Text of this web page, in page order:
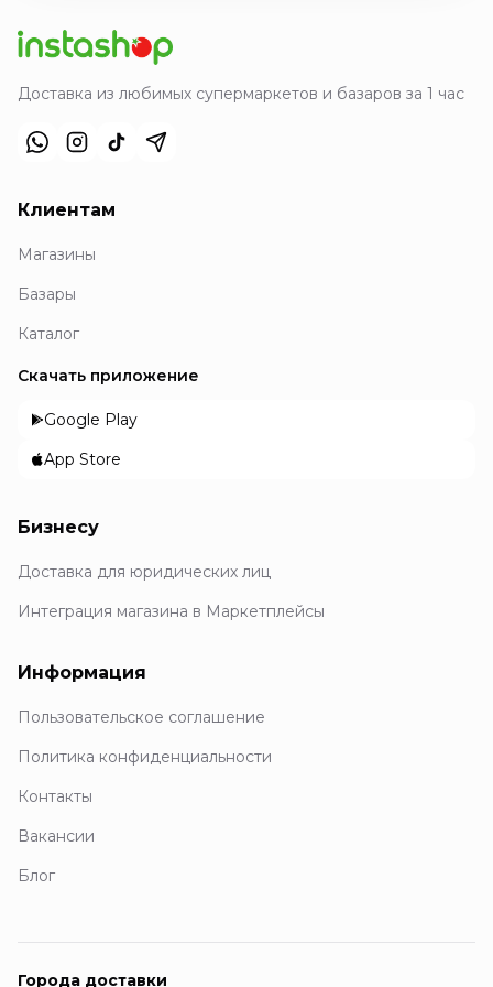
Доставка из любимых супермаркетов и базаров за 1 час
Клиентам
Магазины
Базары
Каталог
Скачать приложение
Google Play
App Store
Бизнесу
Доставка для юридических лиц
Интеграция магазина в Маркетплейсы
Информация
Пользовательское соглашение
Политика конфиденциальности
Контакты
Вакансии
Блог
Города доставки